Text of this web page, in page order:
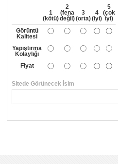
1
(kötü)
2
(fena
değil)
3
(orta)
4
(iyi)
5
(çok
iyi)
Görüntü
Kalitesi
Yapıştırma
Kolaylığı
Fiyat
Sitede Görünecek İsim